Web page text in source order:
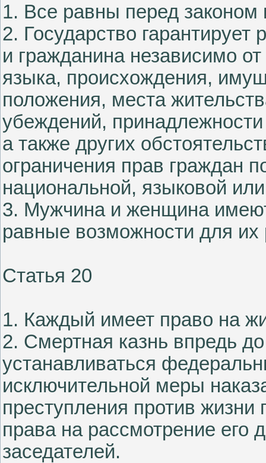
1. Все равны перед законом
2. Государство
и гражданина независимо
языка, происхождения,
положения, места
убеждений,
а также других
ограничения прав граждан
национальной, языковой
3. Мужчина и женщина
равные возможности для их
Статья 20
1. Каждый имеет право на
2. Смертная казнь впредь
устанавливаться
исключительной меры
преступления против
права на рассмотрение его
заседателей.